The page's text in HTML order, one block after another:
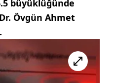
büyüklüğünde
Övgün Ahmet